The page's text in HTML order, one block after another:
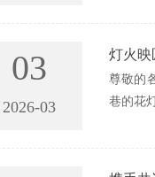
灯火映
尊敬的
巷的花
03
2026-03